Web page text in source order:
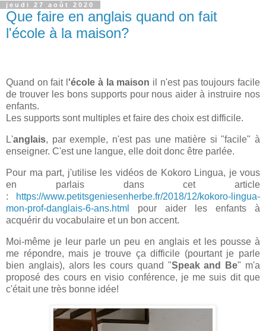
jeudi 27 août 2020
Que faire en anglais quand on fait
l'école à la maison?
Quand on fait l 'école à la maison il n'est pas toujours facile
de trouver les bons supports pour nous aider à instruire nos
enfants.
Les supports sont multiples et faire des choix est difficile.
L'anglais, par exemple, n'est pas une matière si "facile" à
enseigner. C'est une langue, elle doit donc être parlée.
Pour ma part, j'utilise les vidéos de Kokoro Lingua, je vous
en parlais dans cet article
:
https://www.petitsgeniesenherbe.fr/2018/12/kokoro-lingua-
mon-prof-danglais-6-ans.html
pour aider les enfants à
acquérir du vocabulaire et un bon accent.
Moi-même je leur parle un peu en anglais et les pousse à
me répondre, mais je trouve ça difficile (pourtant je parle
bien anglais), alors les cours quand "Speak and Be" m'a
proposé des cours en visio conférence, je me suis dit que
c'était une très bonne idée!